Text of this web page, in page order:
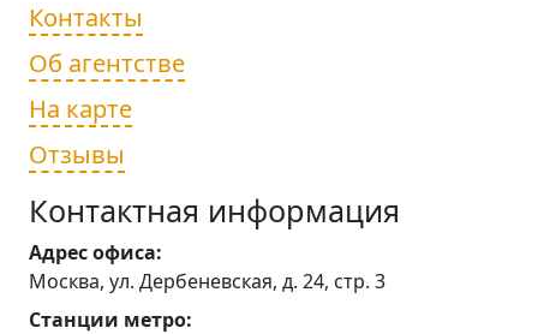
Контакты
Об агентстве
На карте
Отзывы
Контактная информация
Адрес офиса:
Москва, ул. Дербеневская, д. 24, стр. 3
Станции метро: